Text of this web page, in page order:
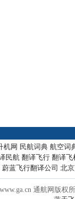
机网 民航词典 航空词
民航 翻译飞行 翻译飞
蔚蓝飞行翻译公司 北
通航网版权